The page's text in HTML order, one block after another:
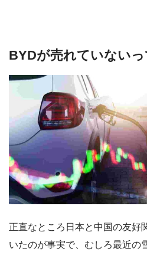
BYDが売れていない
正直なところ日本と中国の友好
いたのが事実で、むしろ最近の